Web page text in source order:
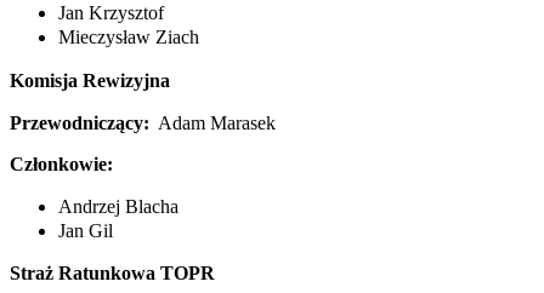
Jan Krzysztof
Mieczysław Ziach
Komisja Rewizyjna
Przewodniczący: Adam Marasek
Członkowie:
Andrzej Blacha
Jan Gil
Straż Ratunkowa TOPR